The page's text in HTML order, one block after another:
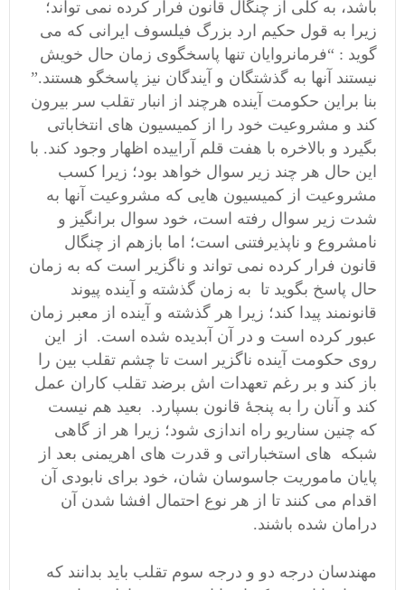
باشد، به کلی از چنگال قانون فرار کرده نمی تواند؛
زیرا به قول حکیم ارد بزرگ فیلسوف ایرانی که می
گوید : “فرمانروایان تنها پاسخگوی زمان حال خویش
نیستند آنها به گذشتگان و آیندگان نیز پاسخگو هستند.”
بنا براین حکومت آینده هرچند از انبار تقلب سر بیرون
کند و مشروعیت خود را از کمیسیون های انتخاباتی
بگیرد و بالاخره با هفت قلم آراییده اظهار وجود کند. با
این حال هر چند زیر سوال خواهد بود؛ زیرا کسب
مشروعیت از کمیسیون هایی که مشروعیت آنها به
شدت زیر سوال رفته است، خود سوال برانگیز و
نامشروع و ناپذیرفتنی است؛ اما بازهم از چنگال
قانون فرار کرده نمی تواند و ناگزیر است که به زمان
حال پاسخ بگوید تا به زمان گذشته و آینده پیوند
قانونمند پیدا کند؛ زیرا هر گذشته و آینده از معبر زمان
عبور کرده است و در آن آبدیده شده است. از این
روی حکومت آینده ناگزیر است تا چشم تقلب بین را
باز کند و بر رغم تعهدات اش برضد تقلب کاران عمل
کند و آنان را به پنجۀ قانون بسپارد. بعید هم نیست
که چنین سناریو راه اندازی شود؛ زیرا هر از گاهی
شبکه های استخباراتی و قدرت های اهریمنی بعد از
پایان ماموریت جاسوسان شان، خود برای نابودی آن
اقدام می کنند تا از هر نوع احتمال افشا شدن آن
درامان شده باشند.
مهندسان درجه دو و درجه سوم تقلب باید بدانند که